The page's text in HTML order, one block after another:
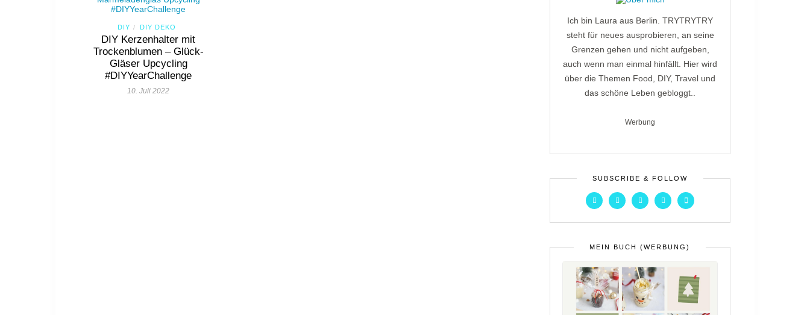
DIY / DIY DEKO
DIY Kerzenhalter mit
Trockenblumen – Glück-
Gläser Upcycling
#DIYYearChallenge
10. Juli 2022
Ich bin Laura aus Berlin. TRYTRYTRY
steht für neues ausprobieren, an seine
Grenzen gehen und nicht aufgeben,
auch wenn man einmal hinfällt. Hier wird
über die Themen Food, DIY, Travel und
das schöne Leben gebloggt..
Werbung
SUBSCRIBE & FOLLOW
MEIN BUCH (WERBUNG)